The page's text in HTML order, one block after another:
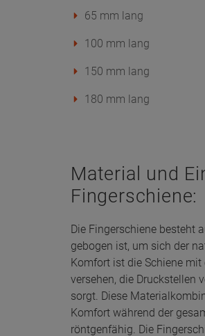
65 mm lang
100 mm lang
150 mm lang
180 mm lang
Material und
Fingerschiene:
Die Fingerschiene besteht
gebogen ist, um sich der
Komfort ist die Schiene
versehen, die Druckstellen
sorgt. Diese
Komfort während der
röntgenfähig. Die